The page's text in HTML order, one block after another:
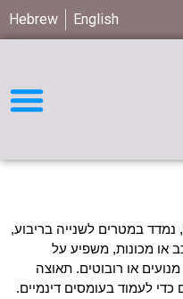
English
Hebrew
במטרים לשנייה בריבוע,
או מכונות, משפיע על
או רובוטים. תאוצה
כדי לעמוד בעומסים דינמיים.